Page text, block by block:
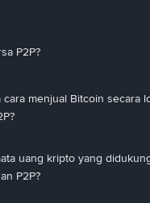
P2P?
cara menjual Bitcoin secara
uang kripto yang
P2P?